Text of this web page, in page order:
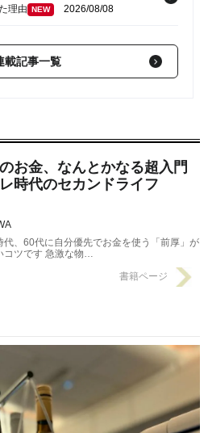
理由 NEW 2026/08/08
婦から届いた連絡…〈年金月27万
が夏休みを恐れる理由
尊心」
いわ」…援助額は合計800万円超・
性、介護施設で直面した「自業自
載記事一覧
お金、なんとかなる超入門
時代のセカンドライフ
代、60代に自分優先でお金を使う「前厚」が
コツです 急激な物…
書籍ページ